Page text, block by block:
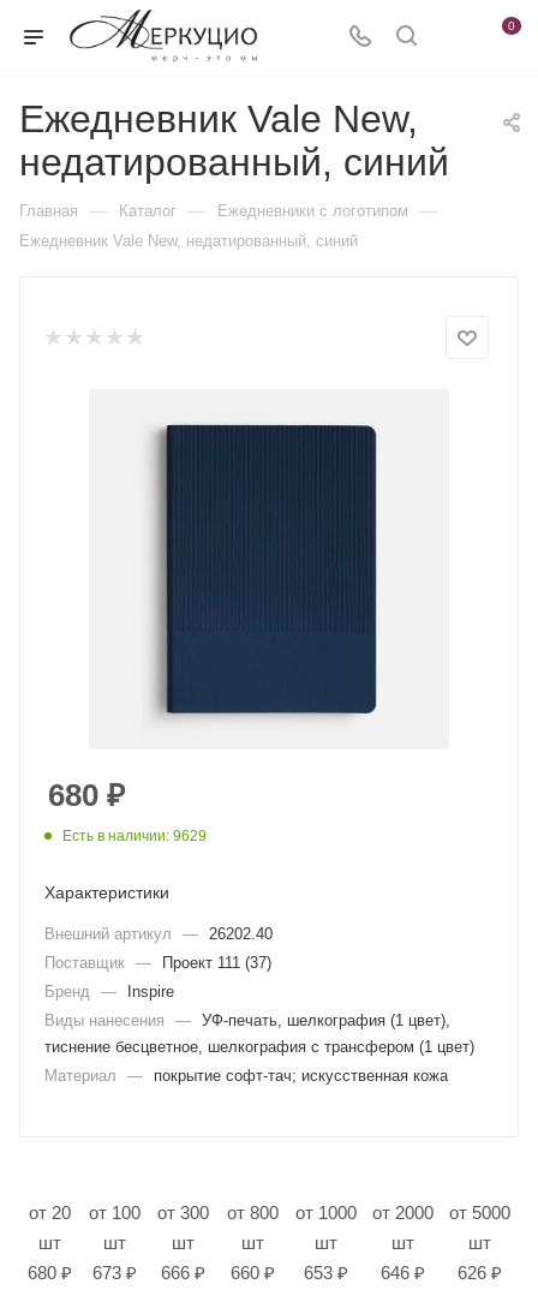
0
Ежедневник Vale New,
недатированный, синий
Главная — Каталог — Ежедневники c логотипом —
Ежедневник Vale New, недатированный, синий
680 ₽
Есть в наличии: 9629
Характеристики
Внешний артикул —
26202.40
Поставщик —
Проект 111 (37)
Бренд
—
Inspire
Виды нанесения
— УФ-печать, шелкография (1 цвет),
тиснение бесцветное, шелкография с трансфером (1 цвет)
Материал
— покрытие софт-тач; искусственная кожа
от 20
шт
680 ₽
от 100
шт
673 ₽
от 300
шт
666 ₽
от 800
шт
660 ₽
от 1000
шт
653 ₽
от 2000
шт
646 ₽
от 5000
шт
626 ₽